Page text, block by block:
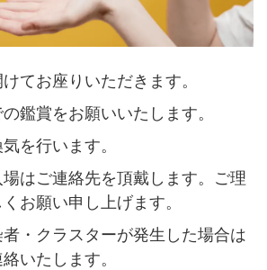
てお座りいただきます。
鑑賞をお願いいたします。
を行います。
はご連絡先を頂戴します。ご理
お願い申し上げます。
・クラスターが発生した場合は
いたします。